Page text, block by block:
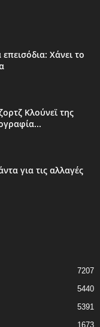
Χάνει το
Κλούνεϊ της
για τις αλλαγές
7207
5440
5391
1673